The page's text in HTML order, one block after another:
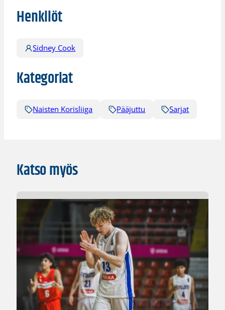
Henkilöt
Sidney Cook
Kategoriat
Naisten Korisliiga Pääjuttu Sarjat
Katso myös